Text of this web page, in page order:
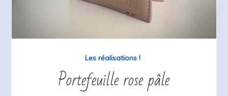
Les réalisations !
Portefeuille rose pâle